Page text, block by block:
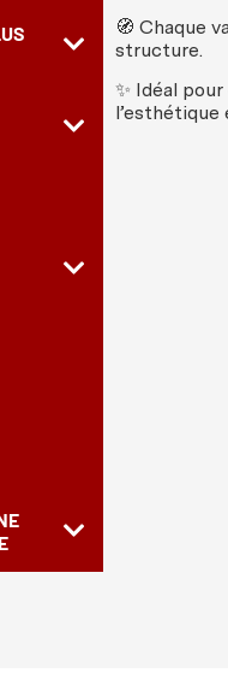
🧭 Chaque
structure.
✨ Idéal pour
l’esthétique